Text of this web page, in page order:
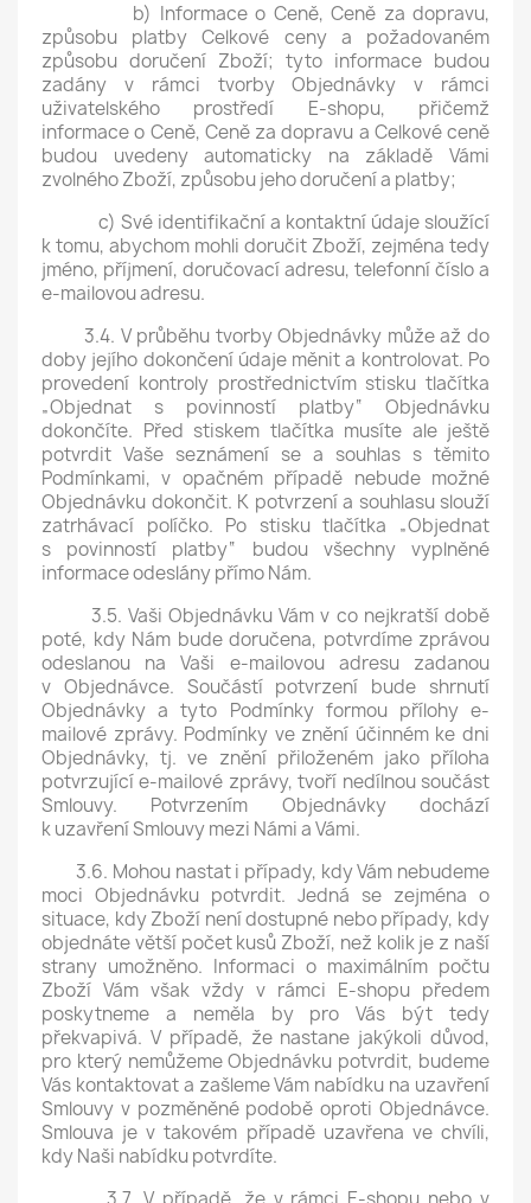
b) Informace o Ceně, Ceně za dopravu,
způsobu platby Celkové ceny a požadovaném
způsobu doručení Zboží; tyto informace budou
zadány v rámci tvorby Objednávky v rámci
uživatelského prostředí E-shopu, přičemž
informace o Ceně, Ceně za dopravu a Celkové ceně
budou uvedeny automaticky na základě Vámi
zvolného Zboží, způsobu jeho doručení a platby;
c) Své identifikační a kontaktní údaje sloužící
k tomu, abychom mohli doručit Zboží, zejména tedy
jméno, příjmení, doručovací adresu, telefonní číslo a
e-mailovou adresu.
3.4. V průběhu tvorby Objednávky může až do
doby jejího dokončení údaje měnit a kontrolovat. Po
provedení kontroly prostřednictvím stisku tlačítka
„Objednat s povinností platby“ Objednávku
dokončíte. Před stiskem tlačítka musíte ale ještě
potvrdit Vaše seznámení se a souhlas s těmito
Podmínkami, v opačném případě nebude možné
Objednávku dokončit. K potvrzení a souhlasu slouží
zatrhávací políčko. Po stisku tlačítka „Objednat
s povinností platby“ budou všechny vyplněné
informace odeslány přímo Nám.
3.5. Vaši Objednávku Vám v co nejkratší době
poté, kdy Nám bude doručena, potvrdíme zprávou
odeslanou na Vaši e-mailovou adresu zadanou
v Objednávce. Součástí potvrzení bude shrnutí
Objednávky a tyto Podmínky formou přílohy e-
mailové zprávy. Podmínky ve znění účinném ke dni
Objednávky, tj. ve znění přiloženém jako příloha
potvrzující e-mailové zprávy, tvoří nedílnou součást
Smlouvy. Potvrzením Objednávky dochází
k uzavření Smlouvy mezi Námi a Vámi.
3.6. Mohou nastat i případy, kdy Vám nebudeme
moci Objednávku potvrdit. Jedná se zejména o
situace, kdy Zboží není dostupné nebo případy, kdy
objednáte větší počet kusů Zboží, než kolik je z naší
strany umožněno. Informaci o maximálním počtu
Zboží Vám však vždy v rámci E-shopu předem
poskytneme a neměla by pro Vás být tedy
překvapivá. V případě, že nastane jakýkoli důvod,
pro který nemůžeme Objednávku potvrdit, budeme
Vás kontaktovat a zašleme Vám nabídku na uzavření
Smlouvy v pozměněné podobě oproti Objednávce.
Smlouva je v takovém případě uzavřena ve chvíli,
kdy Naši nabídku potvrdíte.